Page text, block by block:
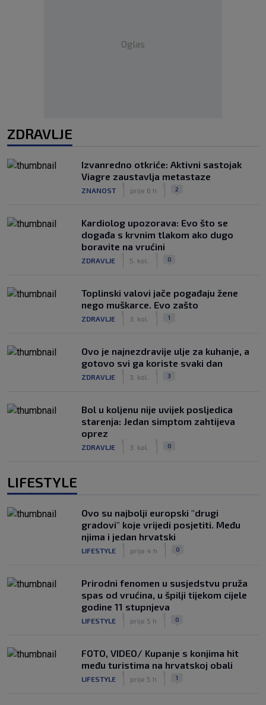
Oglas
ZDRAVLJE
Izvanredno otkriće: Aktivni sastojak
Viagre zaustavlja metastaze
ZNANOST prije 6 h 2
Kardiolog upozorava: Evo što se
događa s krvnim tlakom ako dugo
boravite na vrućini
ZDRAVLJE 5. kol. 0
Toplinski valovi jače pogađaju žene
nego muškarce. Evo zašto
ZDRAVLJE 3. kol. 1
Ovo je najnezdravije ulje za kuhanje, a
gotovo svi ga koriste svaki dan
ZDRAVLJE 3. kol. 3
Bol u koljenu nije uvijek posljedica
starenja: Jedan simptom zahtijeva
oprez
ZDRAVLJE 3. kol. 0
LIFESTYLE
Ovo su najbolji europski "drugi
gradovi" koje vrijedi posjetiti. Među
njima i jedan hrvatski
LIFESTYLE prije 4 h 0
Prirodni fenomen u susjedstvu pruža
spas od vrućina, u špilji tijekom cijele
godine 11 stupnjeva
LIFESTYLE prije 5 h 0
FOTO, VIDEO/ Kupanje s konjima hit
među turistima na hrvatskoj obali
LIFESTYLE prije 5 h 1